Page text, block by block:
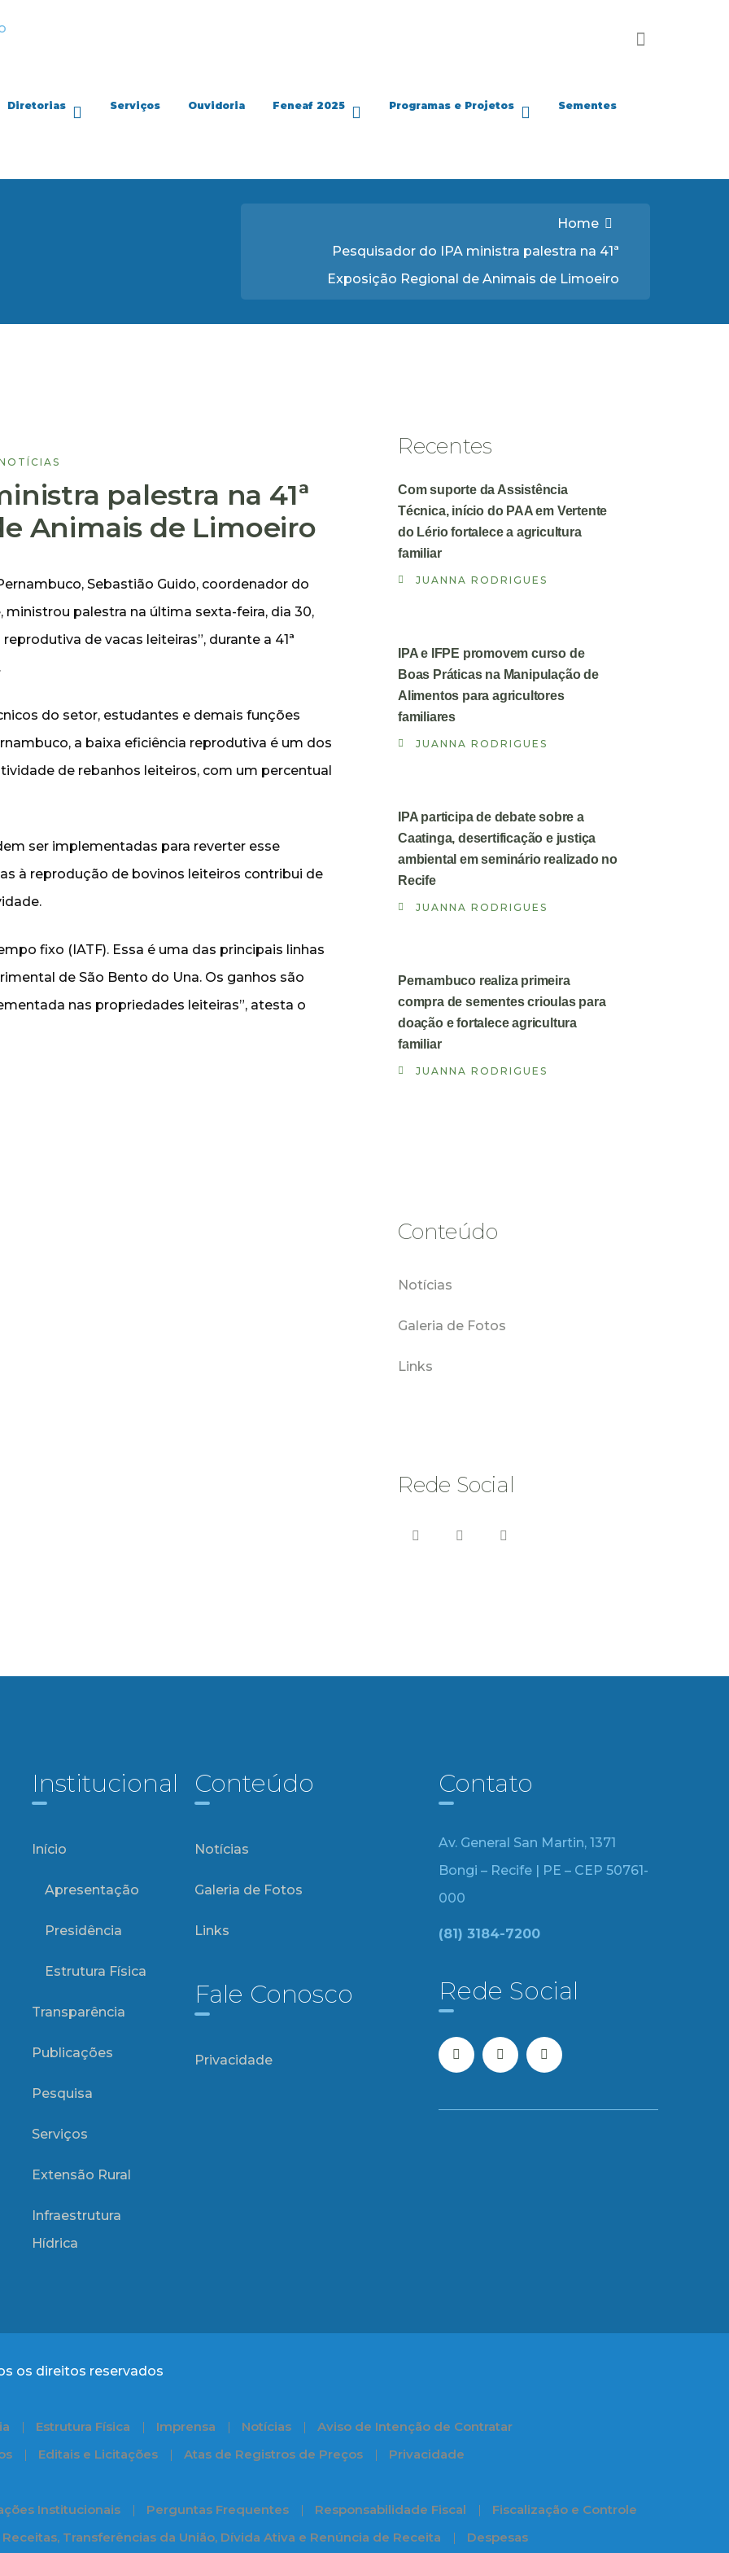
Diretorias Serviços Ouvidoria Feneaf 2025 Programas e Projetos Sementes
Home
Pesquisador do IPA ministra palestra na 41ª
Exposição Regional de Animais de Limoeiro
palestra na 41ª
Animais de Limoeiro
Sebastião Guido, coordenador do
palestra na última sexta-feira, dia 30,
de vacas leiteiras”, durante a 41ª
do setor, estudantes e demais funções
a baixa eficiência reprodutiva é um dos
de rebanhos leiteiros, com um percentual
ser implementadas para reverter esse
à reprodução de bovinos leiteiros contribui de
fixo (IATF). Essa é uma das principais linhas
de São Bento do Una. Os ganhos são
nas propriedades leiteiras”, atesta o
Recentes
Com suporte da Assistência
Técnica, início do PAA em Vertente
do Lério fortalece a agricultura
familiar
JUANNA RODRIGUES
IPA e IFPE promovem curso de
Boas Práticas na Manipulação de
Alimentos para agricultores
familiares
JUANNA RODRIGUES
IPA participa de debate sobre a
Caatinga, desertificação e justiça
ambiental em seminário realizado no
Recife
JUANNA RODRIGUES
Pernambuco realiza primeira
compra de sementes crioulas para
doação e fortalece agricultura
familiar
JUANNA RODRIGUES
Conteúdo
Notícias
Galeria de Fotos
Links
Rede Social
Institucional
Início
Apresentação
Presidência
Estrutura Física
Transparência
Publicações
Pesquisa
Serviços
Extensão Rural
Infraestrutura
Hídrica
Conteúdo
Notícias
Galeria de Fotos
Links
Fale Conosco
Privacidade
Contato
Av. General San Martin, 1371
Bongi – Recife | PE – CEP 50761-
000
(81) 3184-7200
Rede Social
os direitos reservados
Estrutura Física Imprensa Notícias
Aviso de Intenção de Contratar
Editais e Licitações Atas de Registros de Preços
Privacidade
Institucionais Perguntas Frequentes Responsabilidade Fiscal
Fiscalização e Controle
Receitas, Transferências da União, Dívida Ativa e Renúncia de Receita Despesas